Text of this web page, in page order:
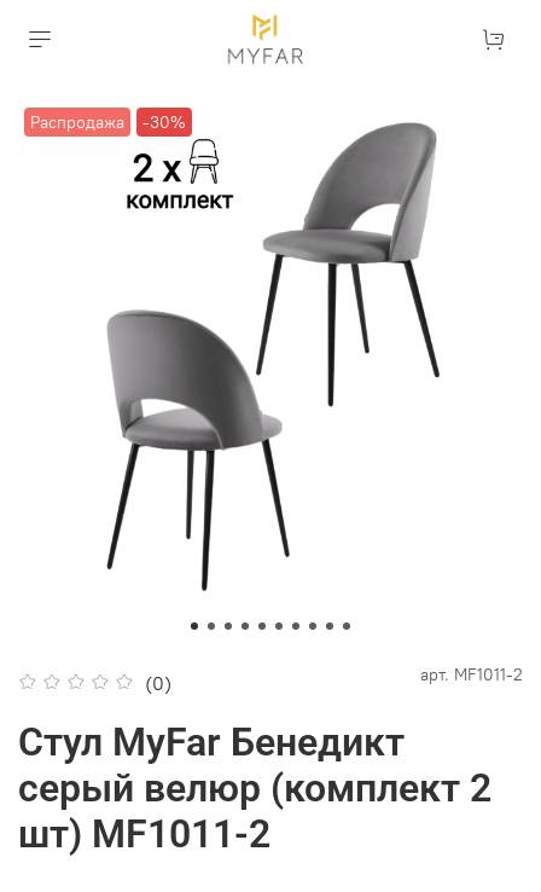
Распродажа -30%
(0) арт. MF1011-2
Стул MyFar Бенедикт
серый велюр (комплект 2
шт) MF1011-2